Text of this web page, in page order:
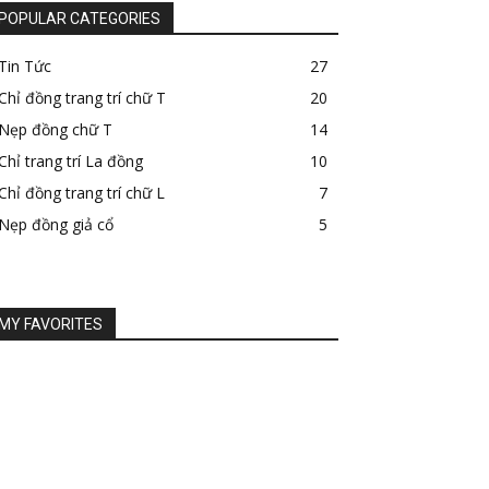
CATEGORIES
Tức
27
đồng trang trí chữ T
20
đồng chữ T
14
trang trí La đồng
10
đồng trang trí chữ L
7
đồng giả cổ
5
FAVORITES